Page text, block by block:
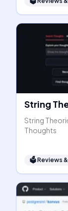
String
String
Thoughts
🗳Reviews